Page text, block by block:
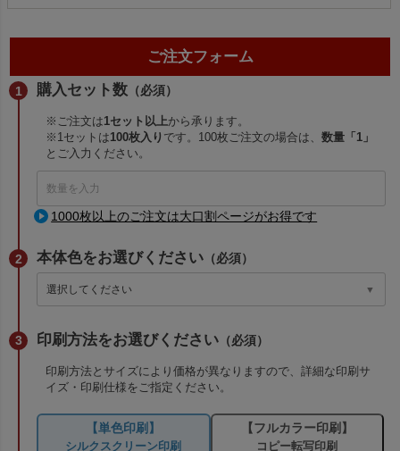
ご注文フォーム
購入セット数 （必須）
※ご注文は1セット以上から承ります。
※1セットは100枚入り です。100枚ご注文の場合は、数量「1」
とご入力ください。
1000枚以上のご注文は大口割ページがお得です
本体色をお選びください （必須）
印刷方法をお選びください （必須）
印刷方法とサイズにより価格が異なりますので、詳細な印刷サ
イズ・印刷仕様をご指定ください。
【単色印刷】
シルクスクリーン印刷
【フルカラー印刷】
コピー転写印刷